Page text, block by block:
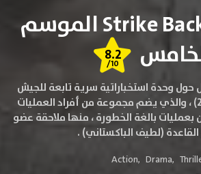
مسلسل Strike Back الموسم
8.2
/10
وحدة استخباراتية سرية تابعة للجيش
البريطاني (القسم 20) ، والذي يضم مجموعة من أفراد العمليات
بعمليات بالغة الخطورة ، منها ملاحقة عضو
(لطيف الباكستاني) .
Action, Drama,